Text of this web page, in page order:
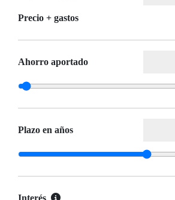
Precio + gastos
Ahorro aportado
Plazo en años